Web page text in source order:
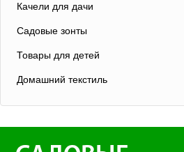
Качели для дачи
Садовые зонты
Товары для детей
Домашний текстиль